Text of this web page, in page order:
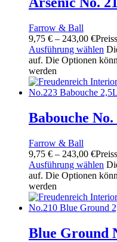
Farrow & Ball
9,75 € – 243,00 €
Ausführung wählen
auf. Die Optionen
werden
Babouche No.
Farrow & Ball
9,75 € – 243,00 €
Ausführung wählen
auf. Die Optionen
werden
Blue Ground